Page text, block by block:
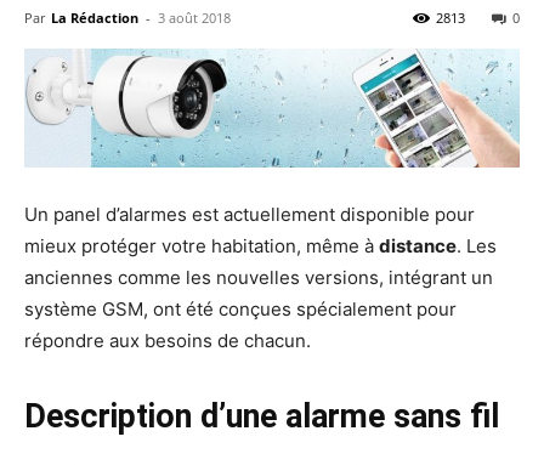
Par La Rédaction - 3 août 2018 0
2813
Un panel d’alarmes est actuellement disponible pour
mieux protéger votre habitation, même à distance. Les
anciennes comme les nouvelles versions, intégrant un
système GSM, ont été conçues spécialement pour
répondre aux besoins de chacun.
Description d’une alarme sans fil